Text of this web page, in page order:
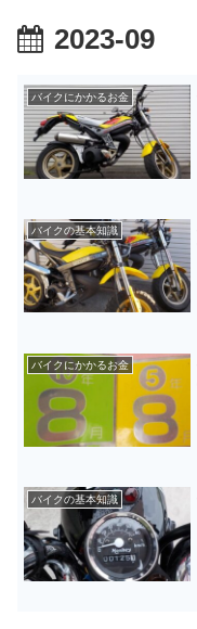
2023-09
バイクにかかるお金
バイクの基本知識
バイクにかかるお金
バイクの基本知識